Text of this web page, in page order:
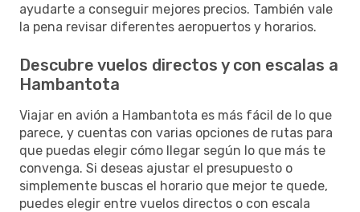
ayudarte a conseguir mejores precios. También vale
la pena revisar diferentes aeropuertos y horarios.
Descubre vuelos directos y con escalas a
Hambantota
Viajar en avión a Hambantota es más fácil de lo que
parece, y cuentas con varias opciones de rutas para
que puedas elegir cómo llegar según lo que más te
convenga. Si deseas ajustar el presupuesto o
simplemente buscas el horario que mejor te quede,
puedes elegir entre vuelos directos o con escala